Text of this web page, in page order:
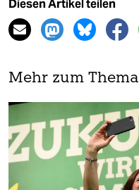
Diesen Artikel teilen
Mehr zum Thema